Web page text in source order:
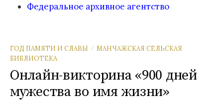
Федеральное архивное агентство
ГОД ПАМЯТИ И СЛАВЫ / МАНЧАЖСКАЯ СЕЛЬСКАЯ
БИБЛИОТЕКА
Онлайн-викторина «900 дней
мужества во имя жизни»